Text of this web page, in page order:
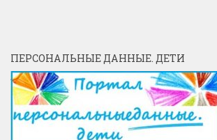
ПЕРСОНАЛЬНЫЕ ДАННЫЕ. ДЕТИ